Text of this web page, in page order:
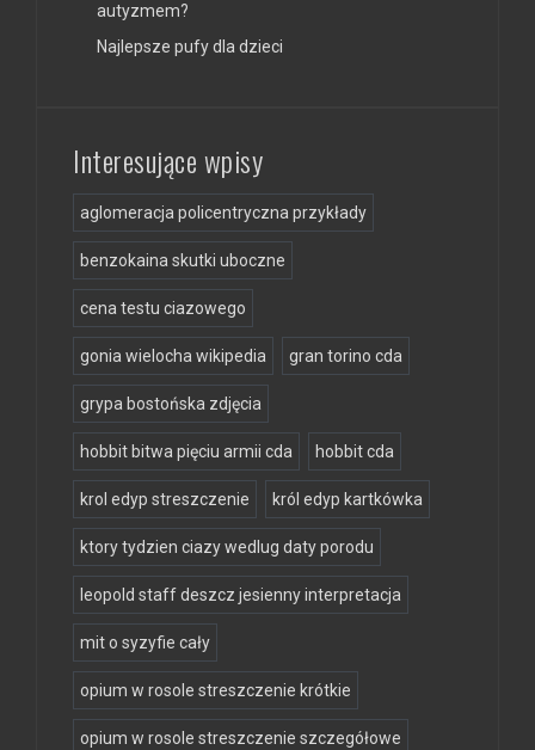
autyzmem?
Najlepsze pufy dla dzieci
Interesujące wpisy
aglomeracja policentryczna przykłady
benzokaina skutki uboczne
cena testu ciazowego
gonia wielocha wikipedia gran torino cda
grypa bostońska zdjęcia
hobbit bitwa pięciu armii cda hobbit cda
krol edyp streszczenie król edyp kartkówka
ktory tydzien ciazy wedlug daty porodu
leopold staff deszcz jesienny interpretacja
mit o syzyfie cały
opium w rosole streszczenie krótkie
opium w rosole streszczenie szczegółowe